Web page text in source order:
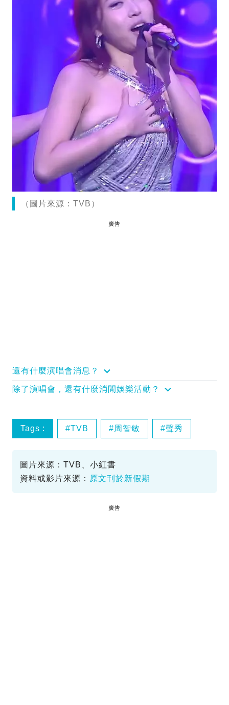
（圖片來源：TVB）
廣告
還有什麼演唱會消息？
除了演唱會，還有什麼消閒娛樂活動？
Tags : TVB 周智敏 聲秀
圖片來源：TVB、小紅書
資料或影片來源： 原文刊於新假期
廣告